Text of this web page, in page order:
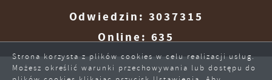
Odwiedzin: 3037315
Online: 635
Strona korzysta z plików cookies w celu realizacji usług.
Możesz określić warunki przechowywania lub dostępu do
ZAPISZ WYBRANE